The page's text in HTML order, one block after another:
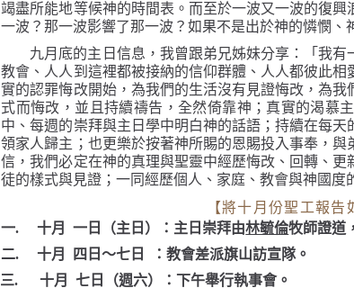
竭盡所能地等候神的時間表。而至於一波又一波的復
一波？那一波影響了那一波？如果不是出於神的憐憫、
九月底的主日信息，我曾跟弟兄姊妹分享：「我
教會、人人到這裡都被接納的信仰群體、人人都彼此
實的認罪悔改開始，為我們的生活沒有見證悔改，為
式而悔改，並且持續禱告，全然倚靠神；真實的渴慕
中、每週的崇拜與主日學中明白神的話語；持續在每
領家人歸主；也更樂於按著神所賜的恩賜投入事奉，
信，我們必定在神的真理與聖靈中經歷悔改、回轉、
徒的樣式與見證；一同經歷個人、家庭、教會與神國度
【將十月份聖工報告
一.
十月 一日（主日）：主日崇拜由林毓倫牧師證道
二.
十月 四日～七日
：教會差派旗山訪宣隊。
三.
十月
七日（週六）：下午舉行執事會。